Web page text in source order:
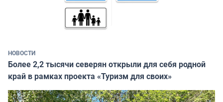
НОВОСТИ
Более 2,2 тысячи северян открыли для себя родной
край в рамках проекта «Туризм для своих»